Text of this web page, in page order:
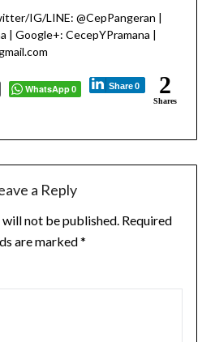
IG/LINE: @CepPangeran |
| Google+: CecepYPramana |
WhatsApp 0 Share 0 2
Shares
a Reply
not be published. Required
are marked*